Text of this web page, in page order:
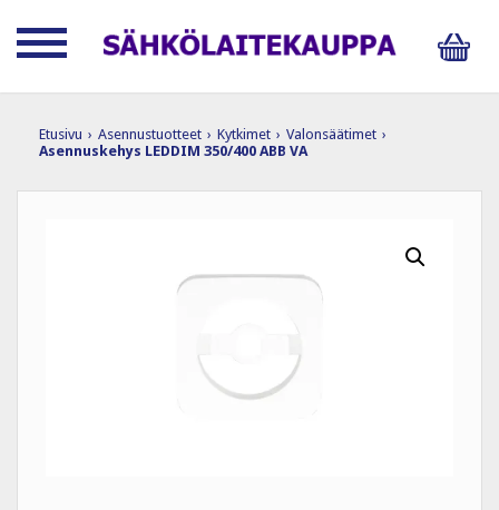
Etusivu › Asennustuotteet › Kytkimet › Valonsäätimet ›
Asennuskehys LEDDIM 350/400 ABB VA